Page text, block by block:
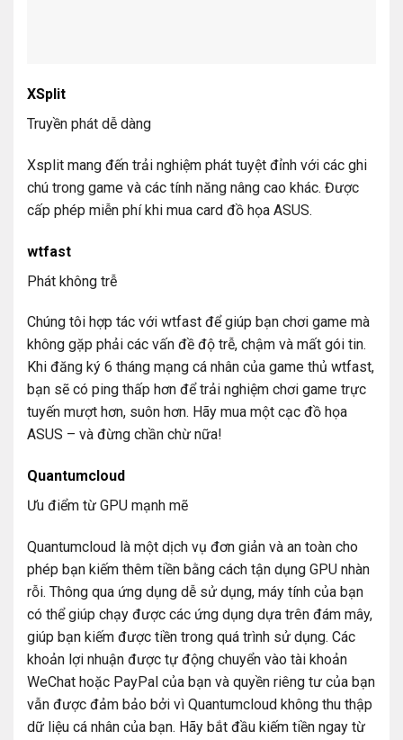
XSplit
Truyền phát dễ dàng
Xsplit mang đến trải nghiệm phát tuyệt đỉnh với các ghi
chú trong game và các tính năng nâng cao khác. Được
cấp phép miễn phí khi mua card đồ họa ASUS.
wtfast
Phát không trễ
Chúng tôi hợp tác với wtfast để giúp bạn chơi game mà
không gặp phải các vấn đề độ trễ, chậm và mất gói tin.
Khi đăng ký 6 tháng mạng cá nhân của game thủ wtfast,
bạn sẽ có ping thấp hơn để trải nghiệm chơi game trực
tuyến mượt hơn, suôn hơn. Hãy mua một cạc đồ họa
ASUS – và đừng chần chừ nữa!
Quantumcloud
Ưu điểm từ GPU mạnh mẽ
Quantumcloud là một dịch vụ đơn giản và an toàn cho
phép bạn kiếm thêm tiền bằng cách tận dụng GPU nhàn
rỗi. Thông qua ứng dụng dễ sử dụng, máy tính của bạn
có thể giúp chạy được các ứng dụng dựa trên đám mây,
giúp bạn kiếm được tiền trong quá trình sử dụng. Các
khoản lợi nhuận được tự động chuyển vào tài khoản
WeChat hoặc PayPal của bạn và quyền riêng tư của bạn
vẫn được đảm bảo bởi vì Quantumcloud không thu thập
dữ liệu cá nhân của bạn. Hãy bắt đầu kiếm tiền ngay từ